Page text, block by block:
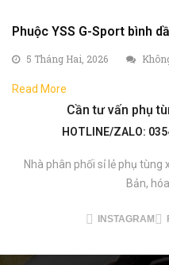
Phuộc YSS G-Sport bình
5 Tháng Hai, 2026
Read More
Cần tư vấn phụ
HOTLINE/ZALO:
Nhà phân phối sỉ lẻ phụ tùng
Bản,
INSTAGRAM